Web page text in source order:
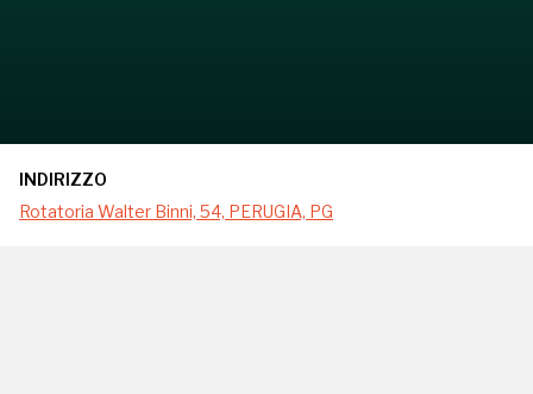
INDIRIZZO
Rotatoria Walter Binni, 54, PERUGIA, PG